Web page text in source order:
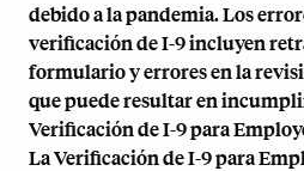
debido a la pandemia. Los
verificación de I-9 incluyen
formulario y errores en la
que puede resultar en
Verificación de I-9 para
La Verificación de I-9 para